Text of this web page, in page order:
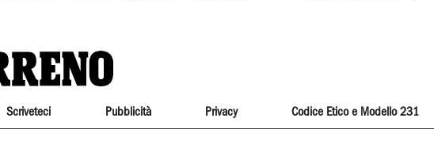
Scriveteci Pubblicità Privacy Codice Etico e Modello 231